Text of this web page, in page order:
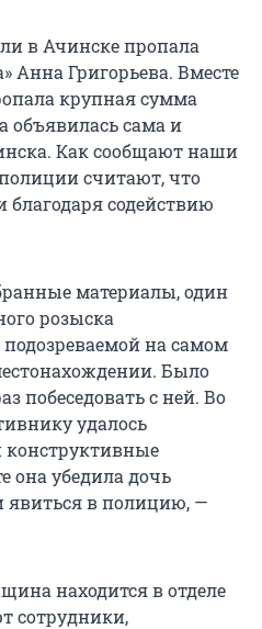
в Ачинске пропала
Анна Григорьева. Вместе
крупная сумма
объявилась сама и
Как сообщают наши
считают, что
содействию
материалы, один
розыска
на самом
Было
побеседовать с ней. Во
удалось
она убедила дочь
явиться в полицию, —
находится в отделе
сотрудники,